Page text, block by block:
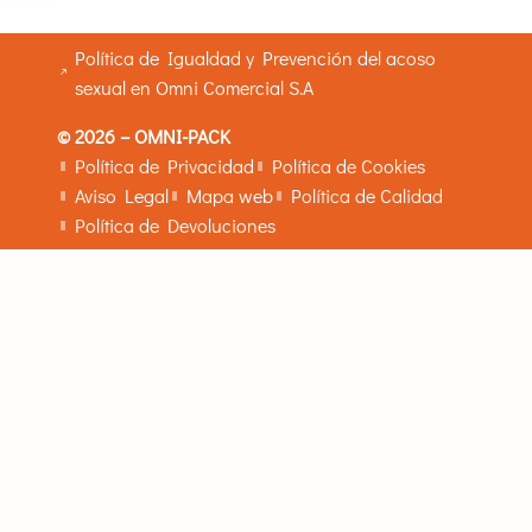
Política de Igualdad y Prevención del acoso
sexual en Omni Comercial S.A
© 2026 – OMNI-PACK
Política de Privacidad
Política de Cookies
Aviso Legal
Mapa web
Política de Calidad
Política de Devoluciones